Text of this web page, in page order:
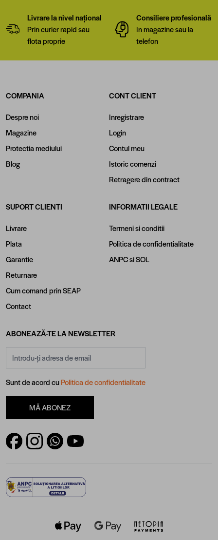
Livrare la nivel național
Prin curier rapid sau
flota proprie
Consiliere profesională
In magazine sau la
telefon
COMPANIA
Despre noi
Magazine
Protectia mediului
Blog
CONT CLIENT
Inregistrare
Login
Contul meu
Istoric comenzi
Retragere din contract
SUPORT CLIENTI
Livrare
Plata
Garantie
Returnare
Cum comand prin SEAP
Contact
INFORMATII LEGALE
Termeni si conditii
Politica de confidentialitate
ANPCsiSOL
ABONEAZĂ-TE LA NEWSLETTER
Sunt de acord cuPolitica de confidentialitate
MĂ ABONEZ